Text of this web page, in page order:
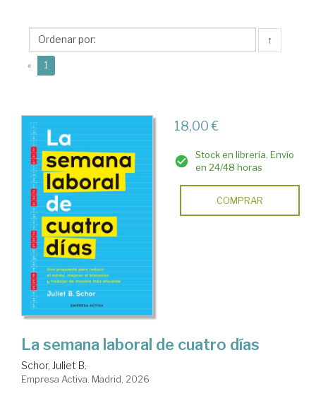
↑
« 1
18,00 €
Stock en librería. Envío
en 24/48 horas
COMPRAR
La semana laboral de cuatro días
Schor, Juliet B.
Empresa Activa. Madrid, 2026